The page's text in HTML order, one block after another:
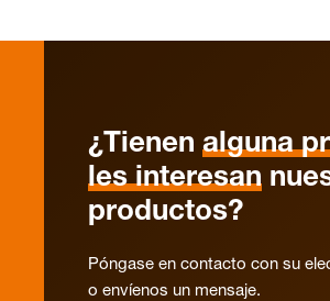
¿Tienen alguna
les interesan
productos?
Póngase en contacto con su
o envíenos un mensaje.